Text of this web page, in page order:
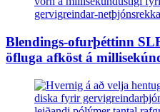
Blendings-ofurþéttinn
öfluga afköst á